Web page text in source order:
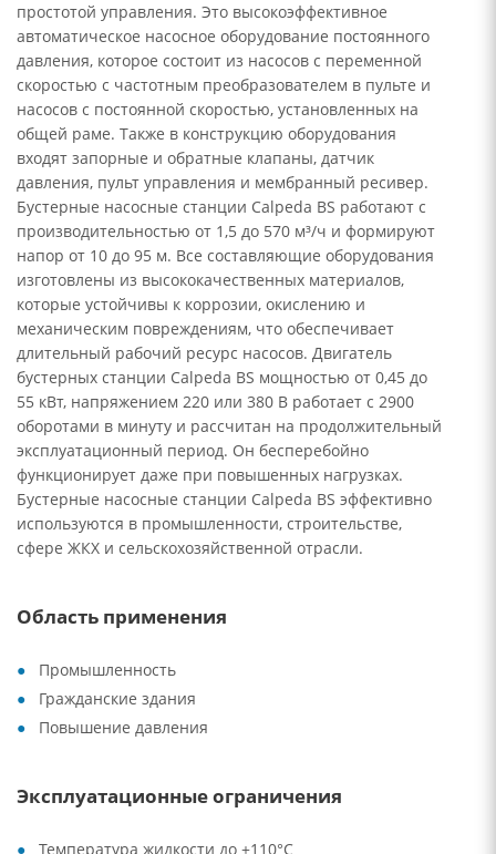
простотой управления. Это высокоэффективное
автоматическое насосное оборудование постоянного
давления, которое состоит из насосов с переменной
скоростью с частотным преобразователем в пульте и
насосов с постоянной скоростью, установленных на
общей раме. Также в конструкцию оборудования
входят запорные и обратные клапаны, датчик
давления, пульт управления и мембранный ресивер.
Бустерные насосные станции Calpeda BS работают с
производительностью от 1,5 до 570 м³/ч и формируют
напор от 10 до 95 м. Все составляющие оборудования
изготовлены из высококачественных материалов,
которые устойчивы к коррозии, окислению и
механическим повреждениям, что обеспечивает
длительный рабочий ресурс насосов. Двигатель
бустерных станции Calpeda BS мощностью от 0,45 до
55 кВт, напряжением 220 или 380 В работает с 2900
оборотами в минуту и рассчитан на продолжительный
эксплуатационный период. Он бесперебойно
функционирует даже при повышенных нагрузках.
Бустерные насосные станции Calpeda BS эффективно
используются в промышленности, строительстве,
сфере ЖКХ и сельскохозяйственной отрасли.
Область применения
Промышленность
Гражданские здания
Повышение давления
Эксплуатационные ограничения
Температура жидкости до +110°C